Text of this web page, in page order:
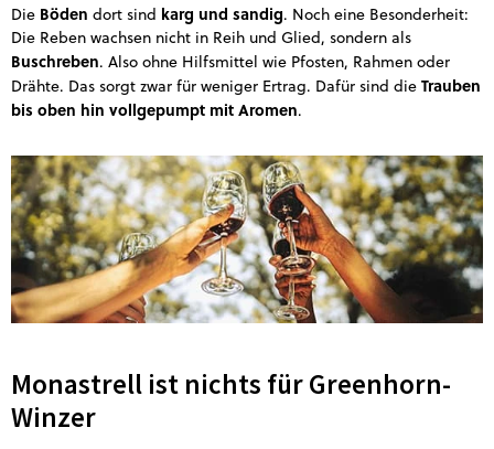
Die Böden dort sind karg und sandig. Noch eine Besonderheit:
Die Reben wachsen nicht in Reih und Glied, sondern als
Buschreben. Also ohne Hilfsmittel wie Pfosten, Rahmen oder
Drähte. Das sorgt zwar für weniger Ertrag. Dafür sind die Trauben
bis oben hin vollgepumpt mit Aromen.
Monastrell ist nichts für Greenhorn-
Winzer